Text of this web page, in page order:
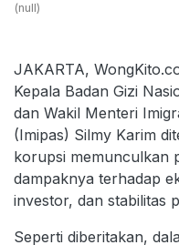
(null)
JAKARTA,
Kepala Badan Gizi
dan Wakil Menteri
(Imipas) Silmy Karim
korupsi memunculkan
dampaknya terhadap
investor, dan stabilitas
Seperti diberitakan,